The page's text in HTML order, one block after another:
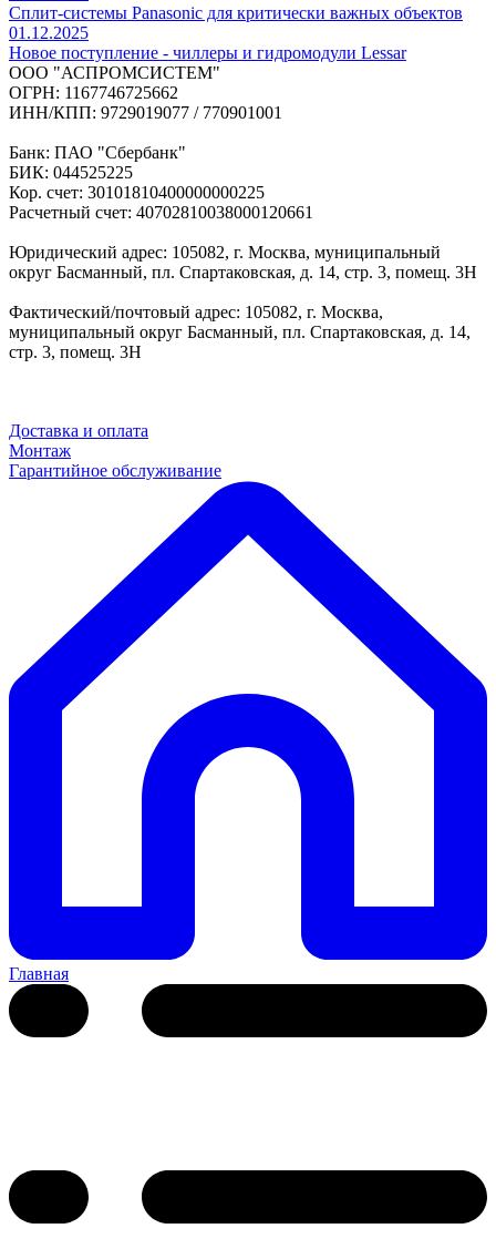
Сплит-системы Panasonic для критически важных объектов
01.12.2025
Новое поступление - чиллеры и гидромодули Lessar
ООО "АСПРОМСИСТЕМ"
ОГРН: 1167746725662
ИНН/КПП: 9729019077 / 770901001
Банк: ПАО "Сбербанк"
БИК: 044525225
Кор. счет: 30101810400000000225
Расчетный счет: 40702810038000120661
Юридический адрес: 105082, г. Москва, муниципальный
округ Басманный, пл. Спартаковская, д. 14, стр. 3, помещ. 3Н
Фактический/почтовый адрес: 105082, г. Москва,
муниципальный округ Басманный, пл. Спартаковская, д. 14,
стр. 3, помещ. 3Н
Доставка и оплата
Монтаж
Гарантийное обслуживание
Главная